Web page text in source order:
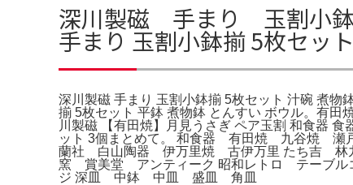
深川製磁 手まり 玉割小
手まり 玉割小鉢揃 5枚セッ
深川製磁 手まり 玉割小鉢揃 5枚セット 汁碗 煮物
揃 5枚セット 平鉢 煮物鉢 とんすい ボウル。有
川製磁 【有田焼】月見うさぎ ペア玉割 和食器
ット 3個まとめて。 和食器 有田焼 九谷
蘭社 白山陶器 伊万里焼 古伊万里 たち吉
窯 賞美堂 アンティーク 昭和レトロ テーブ
ジ 深皿 中鉢 中皿 盛皿 角皿